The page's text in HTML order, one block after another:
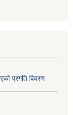
प्रगति विवरण